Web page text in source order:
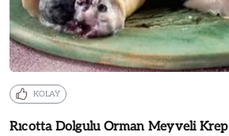
KOLAY
Rıcotta Dolgulu Orman Meyveli Krep